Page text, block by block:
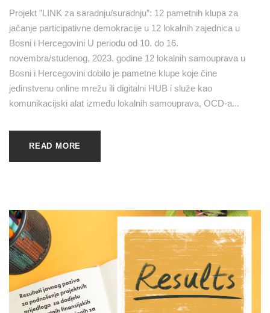
Projekt ”LINK za saradnju/suradnju”: 12 pametnih klupa za
jačanje participativne demokracije u 12 lokalnih zajednica u
Bosni i Hercegovini U periodu od 10. do 16.
novembra/studenog, 2023. godine 12 lokalnih samouprava u
Bosni i Hercegovini dobilo je pametne klupe koje čine
jedinstvenu online mrežu ili digitalni HUB i služe kao
komunikacijski alat između lokalnih samouprava, OCD-a...
READ MORE